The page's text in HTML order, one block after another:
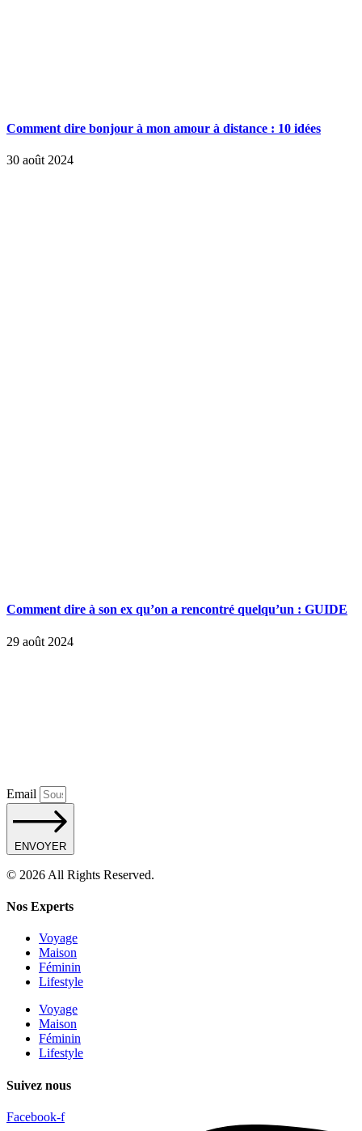
Comment dire bonjour à mon amour à distance : 10 idées
30 août 2024
Comment dire à son ex qu’on a rencontré quelqu’un : GUIDE
29 août 2024
Email
ENVOYER
© 2026 All Rights Reserved.
Nos Experts
Voyage
Maison
Féminin
Lifestyle
Voyage
Maison
Féminin
Lifestyle
Suivez nous
Facebook-f